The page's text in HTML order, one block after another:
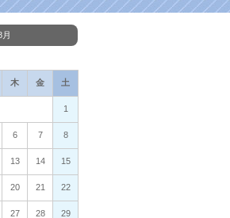
木 金 土
1
6 7 8
13 14 15
20 21 22
27 28 29